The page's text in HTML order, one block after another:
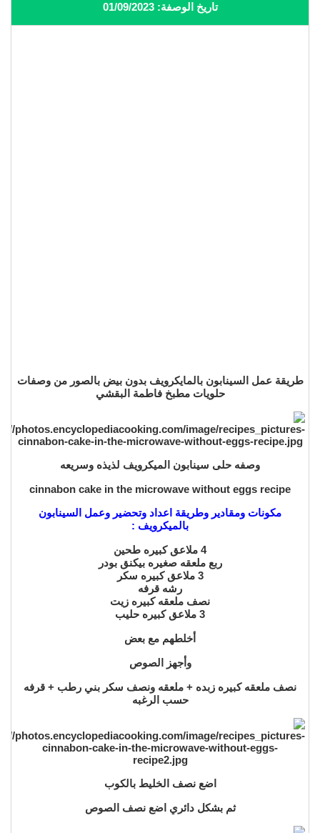
تاريخ الوصفة: 01/09/2023
طريقة عمل السينابون بالمايكرويف بدون بيض بالصور من وصفات
حلويات مطبخ فاطمة البقشي
وصفه حلى سينابون الميكرويف لذيذه وسريعه
cinnabon cake in the microwave without eggs recipe
مكونات ومقادير وطريقة اعداد وتحضير وعمل السينابون
بالميكرويف :
4 ملاعق كبيره طحين
ربع ملعقه صغيره بيكنق بودر
3 ملاعق كبيره سكر
رشه قرفه
نصف ملعقه كبيره زيت
3 ملاعق كبيره حليب
أخلطهم مع بعض
وأجهز الصوص
نصف ملعقه كبيره زبده + ملعقه ونصف سكر بني رطب + قرفه
حسب الرغبه
اضع نصف الخليط بالكوب
ثم بشكل دائري اضع نصف الصوص